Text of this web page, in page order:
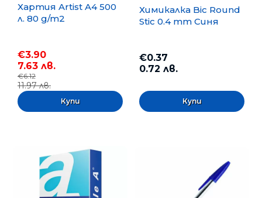
Хартия Artist A4 500
л. 80 g/m2
€3.90
7.63 лв.
€6.12
11.97 лв.
Химикалка Bic Round
Stic 0.4 mm Синя
€0.37
0.72 лв.